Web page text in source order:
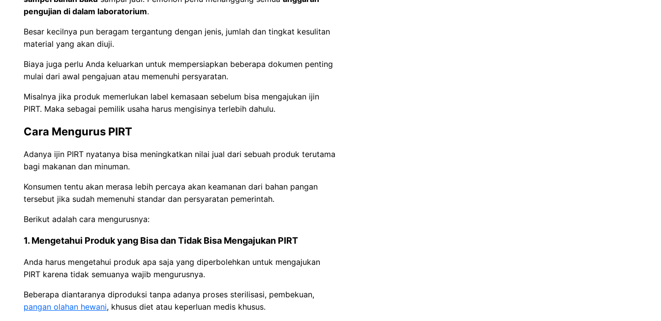
pengujian di dalam laboratorium.
Besar kecilnya pun beragam tergantung dengan jenis, jumlah dan tingkat kesulitan
material yang akan diuji.
Biaya juga perlu Anda keluarkan untuk mempersiapkan beberapa dokumen penting
mulai dari awal pengajuan atau memenuhi persyaratan.
Misalnya jika produk memerlukan label kemasaan sebelum bisa mengajukan ijin
PIRT. Maka sebagai pemilik usaha harus mengisinya terlebih dahulu.
Cara Mengurus PIRT
Adanya ijin PIRT nyatanya bisa meningkatkan nilai jual dari sebuah produk terutama
bagi makanan dan minuman.
Konsumen tentu akan merasa lebih percaya akan keamanan dari bahan pangan
tersebut jika sudah memenuhi standar dan persyaratan pemerintah.
Berikut adalah cara mengurusnya:
1. Mengetahui Produk yang Bisa dan Tidak Bisa Mengajukan PIRT
Anda harus mengetahui produk apa saja yang diperbolehkan untuk mengajukan
PIRT karena tidak semuanya wajib mengurusnya.
Beberapa diantaranya diproduksi tanpa adanya proses sterilisasi, pembekuan,
pangan olahan hewani, khusus diet atau keperluan medis khusus.